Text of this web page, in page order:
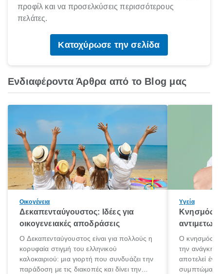
προφίλ και να προσελκύσεις περισσότερους
πελάτες.
Κατοχύρωσε την σελίδα
Ενδιαφέροντα Άρθρα από το Blog μας
Οικογένεια
Δεκαπενταύγουστος: Ιδέες για
οικογενειακές αποδράσεις
Ο Δεκαπενταύγουστος είναι για πολλούς η
κορυφαία στιγμή του ελληνικού
καλοκαιριού: μια γιορτή που συνδυάζει την
παράδοση με τις διακοπές και δίνει την
Υγεία
Κνησμός:
Ο κνησμός
την ανάγκη
αποτελεί